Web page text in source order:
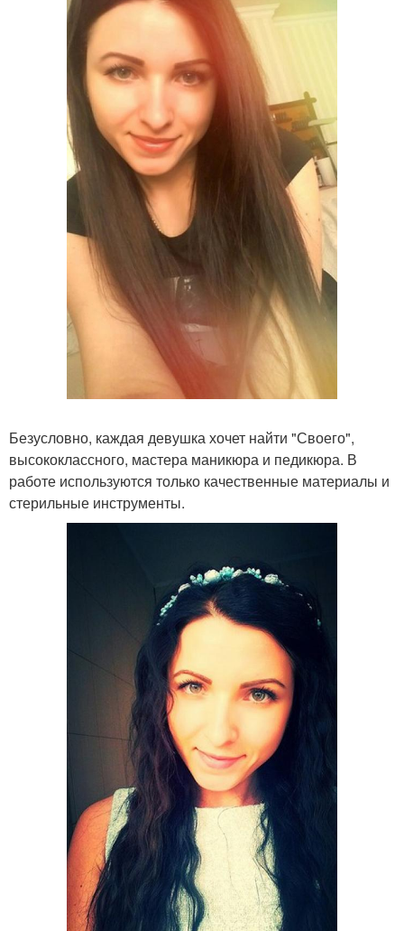
Безусловно, каждая девушка хочет найти "Своего",
высококлассного, мастера маникюра и педикюра. В
работе используются только качественные материалы и
стерильные инструменты.